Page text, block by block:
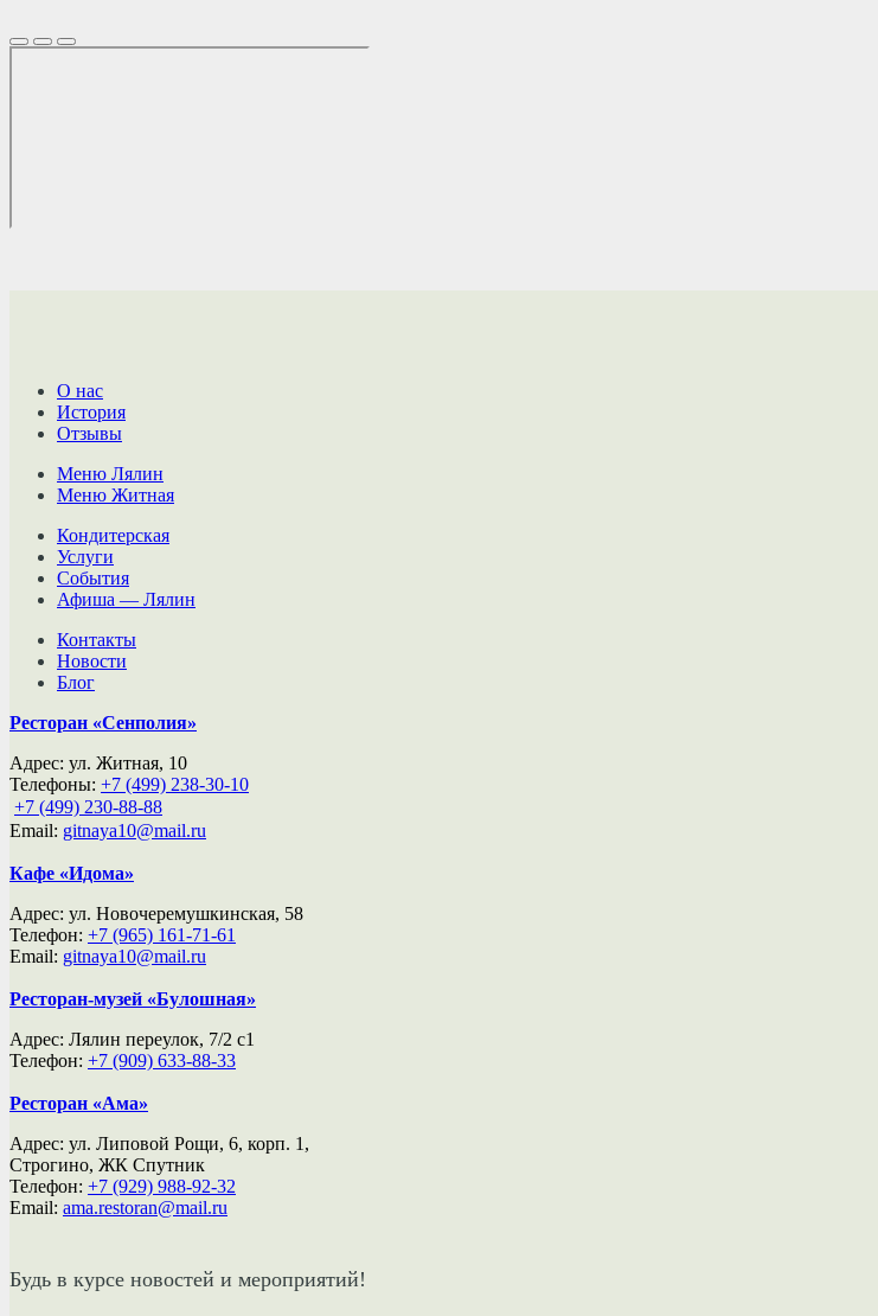
О нас
История
Отзывы
Меню Лялин
Меню Житная
Кондитерская
Услуги
События
Афиша — Лялин
Контакты
Новости
Блог
Ресторан «Сенполия»
Адрес: ул. Житная, 10
Телефоны: +7 (499) 238-30-10
+7 (499) 230-88-88
Email: gitnaya10@mail.ru
Кафе «Идома»
Адрес: ул. Новочеремушкинская, 58
Телефон: +7 (965) 161-71-61
Email: gitnaya10@mail.ru
Ресторан-музей «Булошная»
Адрес: Лялин переулок, 7/2 с1
Телефон: +7 (909) 633-88-33
Ресторан «Ама»
Адрес: ул. Липовой Рощи, 6, корп. 1,
Строгино, ЖК Спутник
Телефон: +7 (929) 988-92-32
Email: ama.restoran@mail.ru
Будь в курсе новостей и мероприятий!